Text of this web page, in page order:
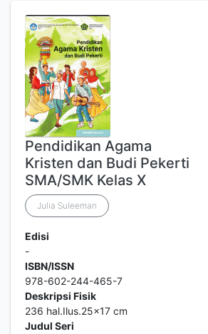
Pendidikan Agama
Kristen dan Budi Pekerti
SMA/SMK Kelas X
Julia Suleeman
Edisi
-
ISBN/ISSN
978-602-244-465-7
Deskripsi Fisik
236 hal.Ilus.25x17 cm
Judul Seri